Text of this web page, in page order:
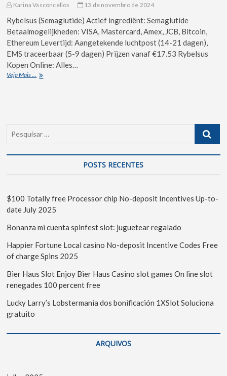
Karina Vasconcellos 13 de novembro de 2024
Rybelsus (Semaglutide) Actief ingrediënt: Semaglutide
Betaalmogelijkheden: VISA, Mastercard, Amex, JCB, Bitcoin,
Ethereum Levertijd: Aangetekende luchtpost (14-21 dagen),
EMS traceerbaar (5-9 dagen) Prijzen vanaf €17.53 Rybelsus
Kopen Online: Alles…
Veja Mais ...
POSTS RECENTES
$100 Totally free Processor chip No-deposit Incentives Up-to-
date July 2025
Bonanza mi cuenta spinfest slot: juguetear regalado
Happier Fortune Local casino No-deposit Incentive Codes Free
of charge Spins 2025
Bier Haus Slot Enjoy Bier Haus Casino slot games On line slot
renegades 100 percent free
Lucky Larry’s Lobstermania dos bonificación 1XSlot Soluciona
gratuito
ARQUIVOS